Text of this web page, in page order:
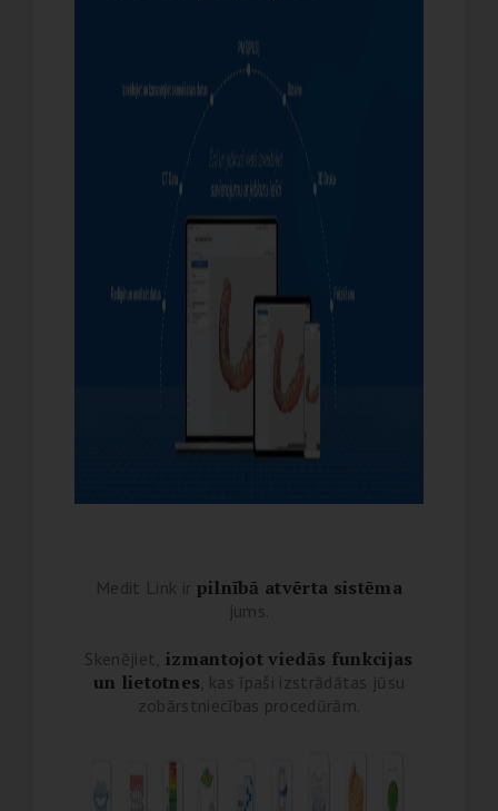
Medit Link ir pilnībā atvērta sistēma
jums.
Skenējiet, izmantojot viedās funkcijas
un lietotnes , kas īpaši izstrādātas jūsu
zobārstniecības procedūrām.